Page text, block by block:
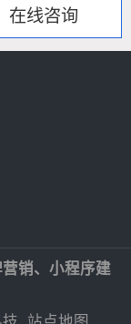
在线咨询
销、小程序建